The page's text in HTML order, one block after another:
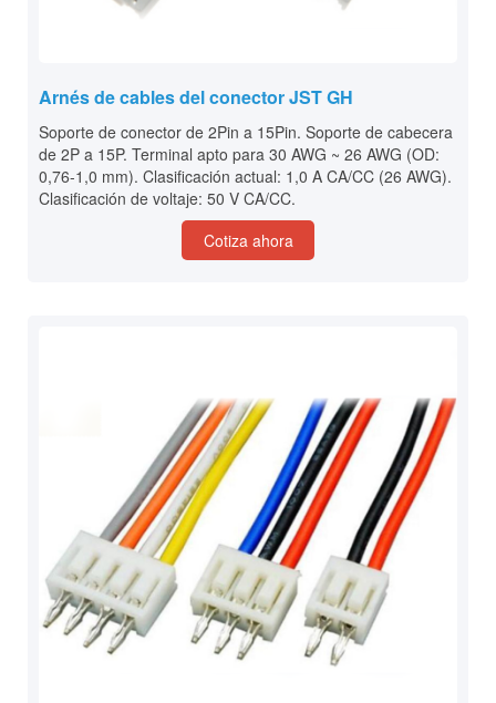
Arnés de cables del conector JST GH
Soporte de conector de 2Pin a 15Pin. Soporte de cabecera
de 2P a 15P. Terminal apto para 30 AWG ~ 26 AWG (OD:
0,76-1,0 mm). Clasificación actual: 1,0 A CA/CC (26 AWG).
Clasificación de voltaje: 50 V CA/CC.
Cotiza ahora